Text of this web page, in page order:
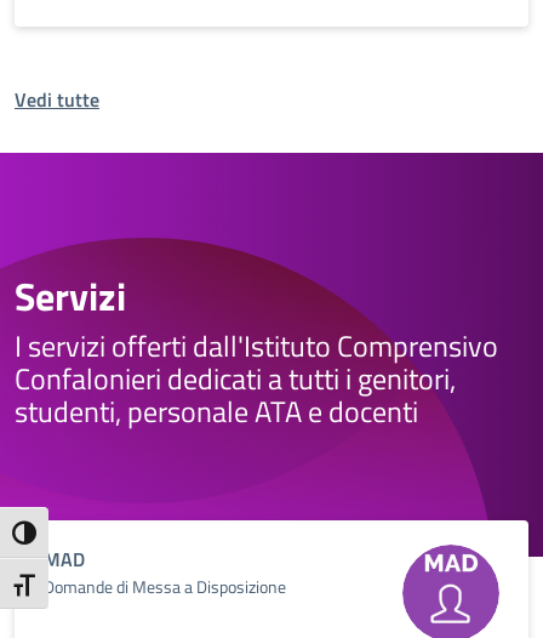
Attiva/disattiva alto contrasto
Attiva/disattiva dimensione testo
Vedi tutte
Servizi
I servizi offerti dall'Istituto Comprensivo
Confalonieri dedicati a tutti i genitori,
studenti, personale ATA e docenti
MAD
Domande di Messa a Disposizione